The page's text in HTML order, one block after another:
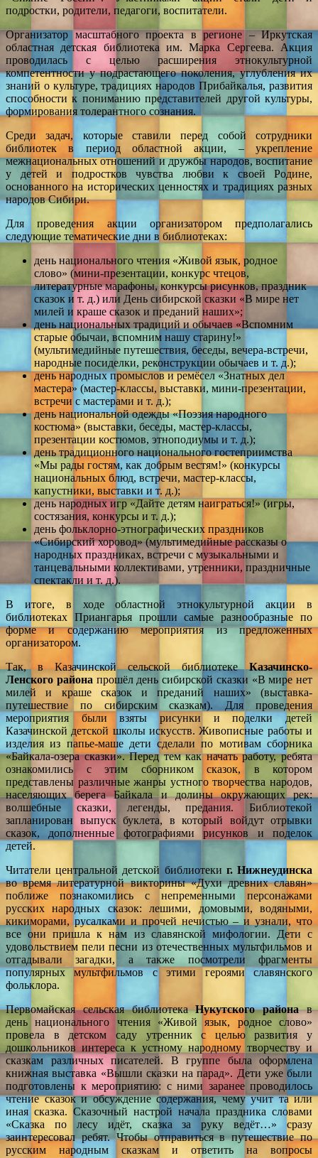
подростки, родители, педагоги, воспитатели.
Организатор масштабного проекта в регионе – Иркутская
областная детская библиотека им. Марка Сергеева. Акция
проводилась с целью расширения этнокультурной
компетентности у подрастающего поколения, углубления их
знаний о культуре, традициях народов Прибайкалья, развития
способности к пониманию представителей другой культуры,
формирования толерантного сознания.
Среди задач, которые ставили перед собой сотрудники
библиотек в период областной акции, – укрепление
межнациональных отношений и дружбы народов, воспитание
у детей и подростков чувства любви к своей Родине,
основанного на исторических ценностях и традициях разных
народов Сибири.
Для проведения акции организатором предполагались
следующие тематические дни в библиотеках:
день национального чтения «Живой язык, родное
слово» (мини-презентации, конкурс чтецов,
литературные марафоны, конкурсы рисунков, праздник
сказок и т. д.) или День сибирской сказки «В мире нет
милей и краше сказок и преданий наших»;
день национальных традиций и обычаев «Вспомним
старые обычаи, вспомним нашу старину!»
(мультимедийные путешествия, беседы, вечера-встречи,
народные посиделки, реконструкции обычаев и т. д.);
день народных промыслов и ремёсел «Знатных дел
мастера» (мастер-классы, выставки, мини-презентации,
встречи с мастерами и т. д.);
день национальной одежды «Поэзия народного
костюма» (выставки, беседы, мастер-классы,
презентации костюмов, этноподиумы и т. д.);
день традиционного национального гостеприимства
«Мы рады гостям, как добрым вестям!» (конкурсы
национальных блюд, встречи, мастер-классы,
капустники, выставки и т. д.);
день народных игр «Дайте детям наиграться!» (игры,
состязания, конкурсы и т. д.);
день фольклорно-этнографических праздников
«Сибирский хоровод» (мультимедийные рассказы о
народных праздниках, встречи с музыкальными и
танцевальными коллективами, утренники, праздничные
спектакли и т. д.).
В итоге, в ходе областной этнокультурной акции в
библиотеках Приангарья прошли самые разнообразные по
форме и содержанию мероприятия из предложенных
организатором.
Так, в Казачинской сельской библиотекеКазачинско-
Ленского района прошёл день сибирской сказки «В мире нет
милей и краше сказок и преданий наших» (выставка-
путешествие по сибирским сказкам). Для проведения
мероприятия были взяты рисунки и поделки детей
Казачинской детской школы искусств. Живописные работы и
изделия из папье-маше дети сделали по мотивам сборника
«Байкала-озера сказки». Перед тем как начать работу, ребята
ознакомились с этим сборником сказок, в котором
представлены различные жанры устного творчества народов,
населяющих берега Байкала и долины окружающих рек:
волшебные сказки, легенды, предания. Библиотекой
запланирован выпуск буклета, в который войдут отрывки
сказок, дополненные фотографиями рисунков и поделок
детей.
Читатели центральной детской библиотеки г. Нижнеудинска
во время литературной викторины «Духи древних славян»
поближе познакомились с непременными персонажами
русских народных сказок: лешими, домовыми, водяными,
кикиморами, русалками и прочей нечистью – и узнали, что
все они пришла к нам из славянской мифологии. Дети с
удовольствием пели песни из отечественных мультфильмов и
отгадывали загадки, а также посмотрели фрагменты
популярных мультфильмов с этими героями славянского
фольклора.
Первомайская сельская библиотекаНукутского районав
день национального чтения «Живой язык, родное слово»
провела в детском саду утренник с целью развития у
дошкольников интереса к устному народному творчеству и
сказкам различных писателей. В группе была оформлена
книжная выставка «Вышли сказки на парад». Дети уже были
подготовлены к мероприятию: с ними заранее проводилось
чтение сказок и обсуждение содержания, чему учит та или
иная сказка. Сказочный настрой начала праздника словами
«Сказка по лесу идёт, сказка за руку ведёт…» сразу
заинтересовал ребят. Чтобы отправиться в путешествие по
русским народным сказкам и ответить на вопросы